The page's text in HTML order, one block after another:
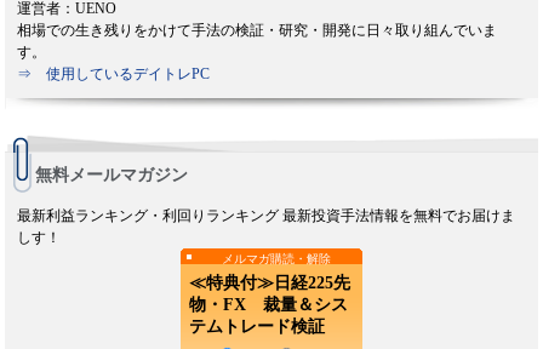
運営者：UENO
相場での生き残りをかけて手法の検証・研究・開発に日々取り組んでいま
す。
⇒ 使用しているデイトレPC
無料メールマガジン
最新利益ランキング・利回りランキング 最新投資手法情報を無料でお届けま
しす！
メルマガ購読・解除
≪特典付≫日経225先
物・FX 裁量＆シス
テムトレード検証